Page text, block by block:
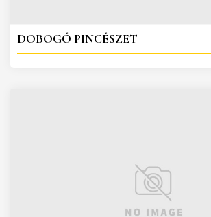
DOBOGÓ PINCÉSZET